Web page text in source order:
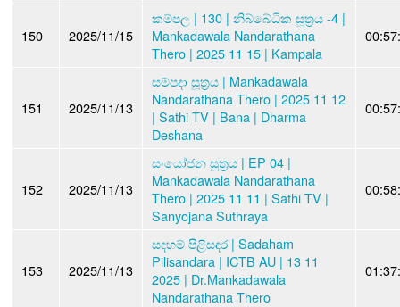
150 2025/11/15
කම්පල | 130 | නිබ්බේධික සූත්‍රය -4 |
Mankadawala Nandarathana
Thero | 2025 11 15 | Kampala
151 2025/11/13
සම්පදා සූත්‍රය | Mankadawala
Nandarathana Thero | 2025 11 12
| Sathi TV | Bana | Dharma
Deshana
152 2025/11/13
සංයෝජන සූත්‍රය | EP 04 |
Mankadawala Nandarathana
Thero | 2025 11 11 | Sathi TV |
Sanyojana Suthraya
153 2025/11/13
සදහම් පිළිසඳර | Sadaham
Pilisandara | ICTB AU | 13 11
2025 | Dr.Mankadawala
Nandarathana Thero